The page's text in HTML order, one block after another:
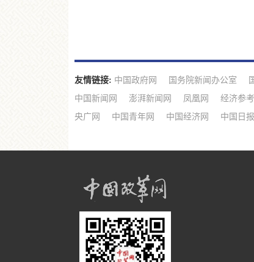
友情链接: 中国政府网 国务院新闻办公室
中国新闻网
澎湃新闻网 凤凰网 经济参
央广网
中国青年网 中国经济网 中国日